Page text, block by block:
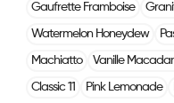
Gaufrette Framboise
Watermelon Honeydew
Machiatto Vanille
Classic 11 Pink Lemonade